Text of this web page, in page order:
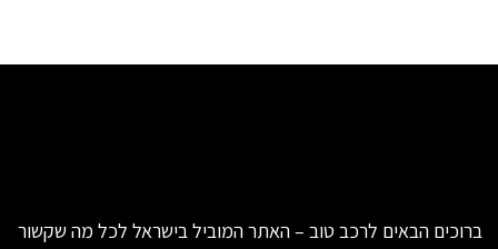
ברוכים הבאים לרכב טוב – האתר המוביל בישראל לכל מה שקשור